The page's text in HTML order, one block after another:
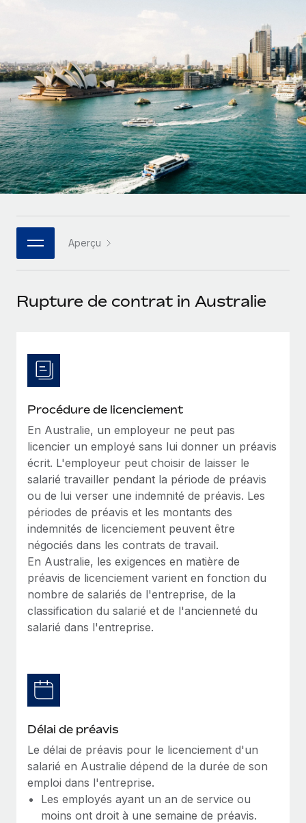
Intégrez et gérez vos freelances partout dans le monde
Sous-traitez les opérations complexes liées à l’emploi
INFRASTRUCTURE
Intégration Remote
Intégrez vos RH aux flux de travail en toute simplicité
Plateforme
Des fonctions RH clés intégrées pour votre équipe
Connectez n'importe quel outil d’IA à Remote grâce à
notre MCP
Rationalisez vos processus avec des outils essentiels
Demandez aux experts
Recevez des conseils d’experts sur les RH à
l’international et la conformité
Contrôles d’antécédents
Simplifiez vos processus de présélection des
candidats
Remote Watchtower
Gardez un temps d’avance sur les risques en
matière de conformité
Gestion des appareils
Achetez et suivez vos équipements informatiques
dans le monde entier
Création d’entité
Mobilité et déménagement international
Organisez facilement le déménagement de vos
Avantages sociaux
Gérez facilement les avantages sociaux
CROISSANCE
Start-ups
Des solutions agiles et internationales pour les RH et la
paie des entreprises en pleine croissance
Entreprises intermédiaires
Développez vos équipes avec des solutions RH sur
mesure
Entreprise
Les RH à l’international pour les grandes entreprises
Partenaires stratégiques de la tech
Explorez avec nous vos opportunités de partenariat
Remote Build
Conseil en intégrations et automatisations assistées par
ÉTUDES DE CAS
Découvrez les devises disponibles et les vitesses de
paiement pour vos freelances internationaux
APPRENDRE AVEC REMOTE
Recherche et guides
Études de cas
Checklists et modèles
Descriptions de postes
Événements
Données sur les salaires et les talents
Obtenir de l’aide
Voir toutes les ressources
BLOG
Paie multipays
EOR et PEO
Gestion des freelances
Explorer le blog
BLOG
Mises à jour des produits de Remote :
freelances Plus
Remote a toujours pour mission d'aider les entreprises de
toute taille à embaucher, gérer et payer...
En savoir plus
Français
Deutsch
Español
Italiano
Português (Portugal)
日本語
한국어
Aperçu
Rupture de contrat in Australie
Procédure de licenciement
En Australie, un employeur ne peut pas
licencier un employé sans lui donner un préavis
écrit. L'employeur peut choisir de laisser le
salarié travailler pendant la période de préavis
ou de lui verser une indemnité de préavis. Les
périodes de préavis et les montants des
indemnités de licenciement peuvent être
négociés dans les contrats de travail.
En Australie, les exigences en matière de
préavis de licenciement varient en fonction du
nombre de salariés de l'entreprise, de la
classification du salarié et de l'ancienneté du
salarié dans l'entreprise.
Délai de préavis
Le délai de préavis pour le licenciement d'un
salarié en Australie dépend de la durée de son
emploi dans l'entreprise.
Les employés ayant un an de service ou
moins ont droit à une semaine de préavis.